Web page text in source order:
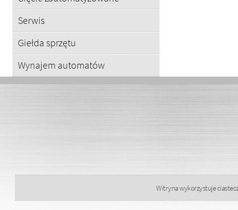
Serwis
Giełda sprzętu
Wynajem automatów
Witryna wykorzystuje